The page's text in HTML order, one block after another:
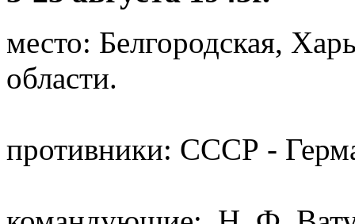
место: Белгородская,
области.
противники: СССР -